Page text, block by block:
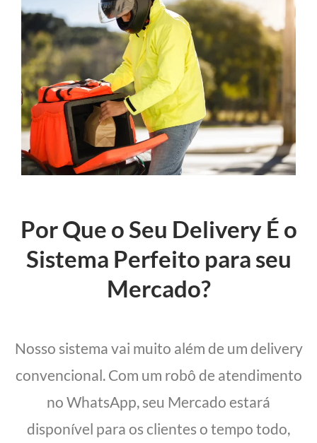
Por Que o Seu Delivery É o
Sistema Perfeito para seu
Mercado?
Nosso sistema vai muito além de um delivery
convencional. Com um robô de atendimento
no WhatsApp, seu Mercado estará
disponível para os clientes o tempo todo,